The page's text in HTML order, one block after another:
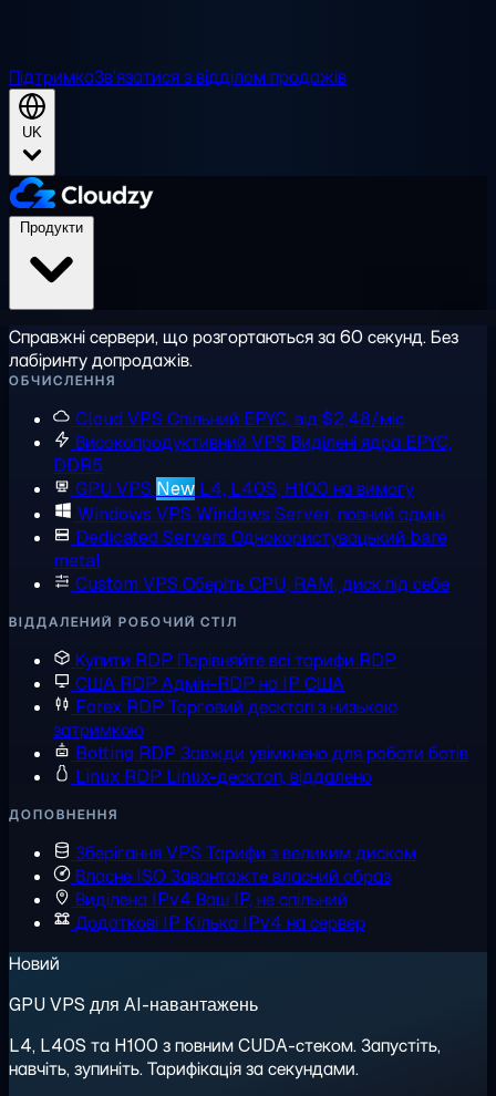
ПідтримкаЗв'язатися з відділом продажів
UK
Справжні сервери, що розгортаються за 60 секунд. Без
лабіринту допродажів.
ОБЧИСЛЕННЯ
Cloud VPS Спільний EPYC, від $2,48/міс
Високопродуктивний VPS Виділені ядра EPYC,
DDR5
GPU VPS New L4, L40S, H100 на вимогу
Windows VPS Windows Server, повний адмін
Dedicated Servers Однокористувацький bare
metal
Custom VPS Оберіть CPU, RAM, диск під себе
ВІДДАЛЕНИЙ РОБОЧИЙ СТІЛ
Купити RDP Порівняйте всі тарифи RDP
США RDP Адмін-RDP на IP США
Forex RDP Торговий десктоп з низькою
затримкою
Botting RDP Завжди увімкнено для роботи ботів
Linux RDP Linux-десктоп, віддалено
ДОПОВНЕННЯ
Зберігання VPS Тарифи з великим диском
Власне ISO Завантажте власний образ
Виділена IPv4 Ваш IP, не спільний
Додаткові IP Кілька IPv4 на сервер
Новий
GPU VPS для AI-навантажень
L4, L40S та H100 з повним CUDA-стеком. Запустіть,
навчіть, зупиніть. Тарифікація за секундами.